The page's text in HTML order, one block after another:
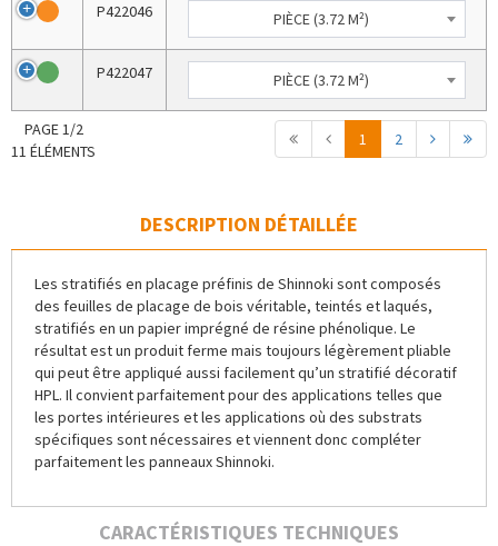
P422046 PIÈCE (3.72 M²)
P422047 PIÈCE (3.72 M²)
PAGE 1/2
11 ÉLÉMENTS
1 2
DESCRIPTION DÉTAILLÉE
Les stratifiés en placage préfinis de Shinnoki sont composés
des feuilles de placage de bois véritable, teintés et laqués,
stratifiés en un papier imprégné de résine phénolique. Le
résultat est un produit ferme mais toujours légèrement pliable
qui peut être appliqué aussi facilement qu’un stratifié décoratif
HPL. Il convient parfaitement pour des applications telles que
les portes intérieures et les applications où des substrats
spécifiques sont nécessaires et viennent donc compléter
parfaitement les panneaux Shinnoki.
CARACTÉRISTIQUES TECHNIQUES